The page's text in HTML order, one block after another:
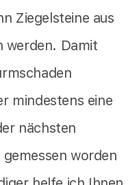
Ziegelsteine aus
werden. Damit
mindestens eine
nächsten
worden